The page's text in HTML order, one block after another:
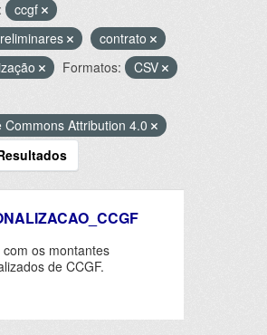
ccgf
contrato
Formatos:
CSV
Commons Attribution 4.0
com os montantes
de CCGF.